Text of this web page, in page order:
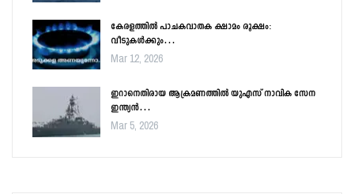
കേരളത്തിൽ പാചകവാതക ക്ഷാമം രൂക്ഷം:
വീടുകൾക്കും…
Mar 12, 2026
ഇറാനെതിരായ ആക്രമണത്തിൽ യുഎസ് നാവിക സേന
ഇന്ത്യൻ…
Mar 5, 2026